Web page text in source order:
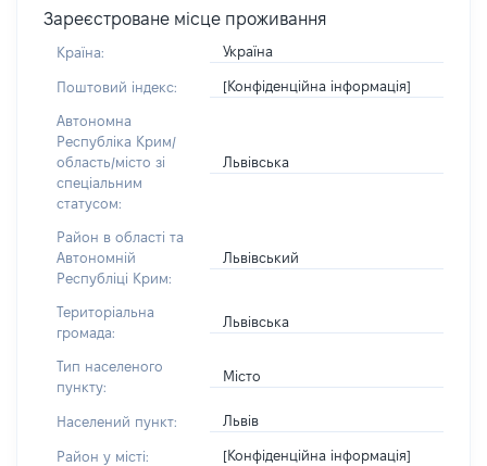
Зареєстроване місце проживання
Країна: Україна
Поштовий індекс: [Конфіденційна інформація]
Автономна
Республіка Крим/
область/місто зі
спеціальним
статусом:
Львівська
Район в області та
Автономній
Республіці Крим:
Львівський
Територіальна
громада:
Львівська
Тип населеного
пункту:
Місто
Населений пункт: Львів
Район у місті: [Конфіденційна інформація]